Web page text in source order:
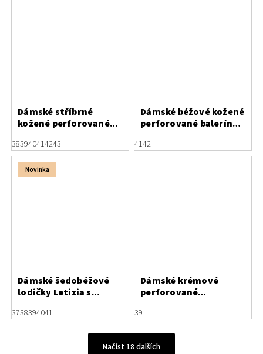
Dámské stříbrné
kožené perforované
mašlí
383940414243
Dámské béžové kožené
perforované baleríny
4142
Novinka
Dámské šedobéžové
lodičky Letizia s
3738394041
Dámské krémové
perforované
39
Načíst 18 dalších